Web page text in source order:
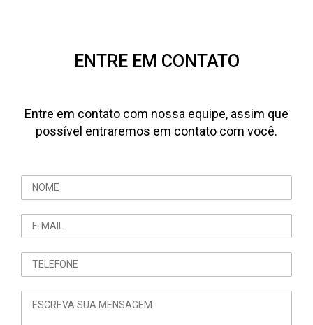
ENTRE EM CONTATO
Entre em contato com nossa equipe, assim que
possível entraremos em contato com você.